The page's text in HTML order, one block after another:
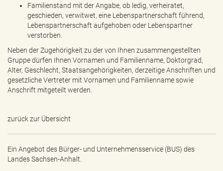
Familienstand mit der Angabe, ob ledig, verheiratet,
geschieden, verwitwet, eine Lebenspartnerschaft führend,
Lebenspartnerschaft aufgehoben oder Lebenspartner
verstorben.
Neben der Zugehörigkeit zu der von Ihnen zusammengestellten
Gruppe dürfen Ihnen Vornamen und Familienname, Doktorgrad,
Alter, Geschlecht, Staatsangehörigkeiten, derzeitige Anschriften und
gesetzliche Vertreter mit Vornamen und Familienname sowie
Anschrift mitgeteilt werden.
zurück zur Übersicht
Ein Angebot des Bürger- und Unternehmensservice (BUS) des
Landes Sachsen-Anhalt.